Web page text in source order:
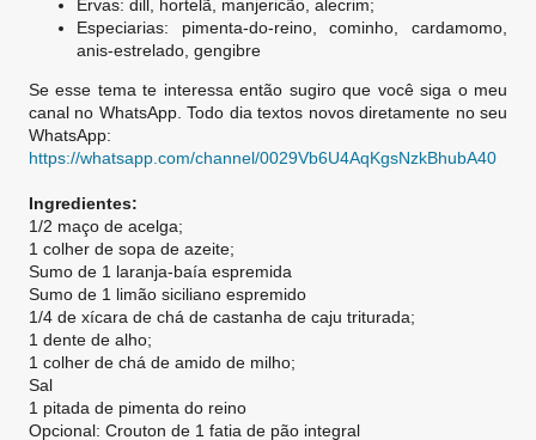
Ervas: dill, hortelã, manjericão, alecrim;
Especiarias: pimenta-do-reino, cominho, cardamomo,
anis-estrelado, gengibre
Se esse tema te interessa então sugiro que você siga o meu
canal no WhatsApp. Todo dia textos novos diretamente no seu
WhatsApp:
https://whatsapp.com/channel/0029Vb6U4AqKgsNzkBhubA40
Ingredientes:
1/2 maço de acelga;
1 colher de sopa de azeite;
Sumo de 1 laranja-baía espremida
Sumo de 1 limão siciliano espremido
1/4 de xícara de chá de castanha de caju triturada;
1 dente de alho;
1 colher de chá de amido de milho;
Sal
1 pitada de pimenta do reino
Opcional: Crouton de 1 fatia de pão integral